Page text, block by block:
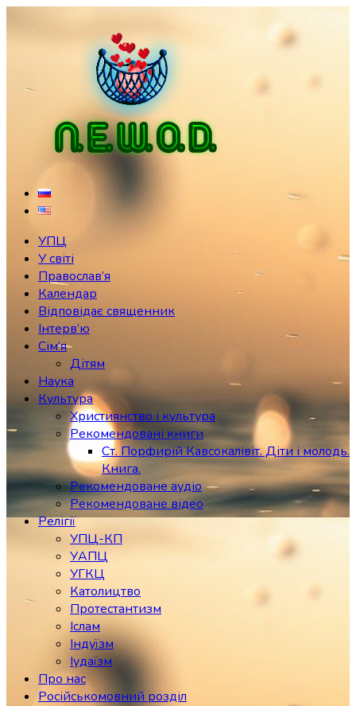
УПЦ
У світі
Православ’я
Календар
Відповідає священник
Інтерв’ю
Сім’я
Дітям
Наука
Культура
Християнство і культура
Рекомендовані книги
Ст. Порфирій Кавсокалівіт. Діти і молодь.
Книга.
Рекомендоване аудіо
Рекомендоване відео
Релігії
УПЦ-КП
УАПЦ
УГКЦ
Католицтво
Протестантизм
Іслам
Індуїзм
Іудаїзм
Про нас
Російськомовний розділ